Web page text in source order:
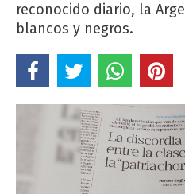
reconocido diario, la
blancos y negros.